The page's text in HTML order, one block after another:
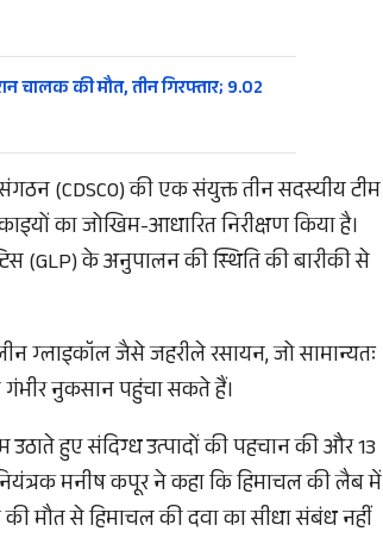
चालक की मौत, तीन गिरफ्तार; 9.02
(CDSCO) की एक संयुक्त तीन सदस्यीय टीम
का जोखिम-आधारित निरीक्षण किया है।
(GLP) के अनुपालन की स्थिति की बारीकी से
ग्लाइकॉल जैसे जहरीले रसायन, जो सामान्यतः
नुकसान पहुंचा सकते हैं।
हुए संदिग्ध उत्पादों की पहचान की और 13
मनीष कपूर ने कहा कि हिमाचल की लैब में
मौत से हिमाचल की दवा का सीधा संबंध नहीं